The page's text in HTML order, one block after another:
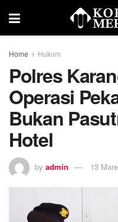
Home Hukum
Polres
Operasi
Bukan
Hotel
by admin 13